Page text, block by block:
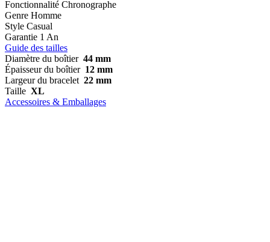
Fonctionnalité Chronographe
Genre Homme
Style Casual
Garantie 1 An
Guide des tailles
Diamètre du boîtier 44 mm
Épaisseur du boîtier 12 mm
Largeur du bracelet 22 mm
Taille XL
Accessoires & Emballages